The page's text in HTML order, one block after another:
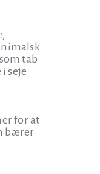
tab
seje
for at
bærer